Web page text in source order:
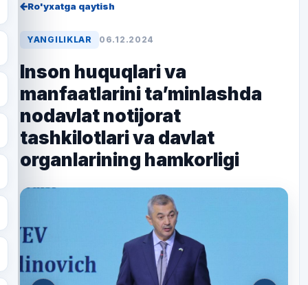
Ro'yxatga qaytish
YANGILIKLAR 06.12.2024
Inson huquqlari va
manfaatlarini ta’minlashda
nodavlat notijorat
tashkilotlari va davlat
organlarining hamkorligi